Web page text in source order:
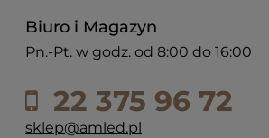
Biuro i Magazyn
Pn.-Pt. w godz. od 8:00 do 16:00
22 375 96 72
sklep@amled.pl